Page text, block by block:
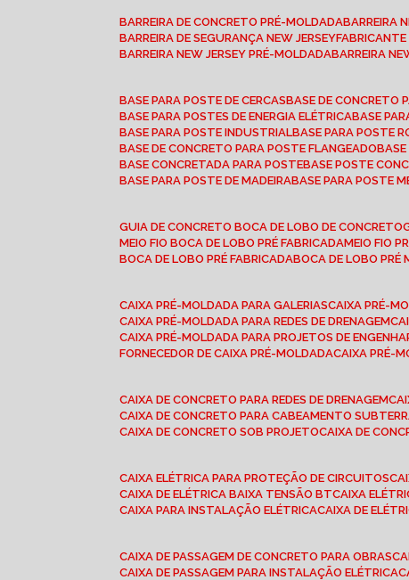
BARREIRA DE CONCRETO PRÉ-MOLDADA BARREIRA
BARREIRA DE SEGURANÇA NEW JERSEY
BARREIRA NEW JERSEY PRÉ-MOLDADA BARREIRA
BASE PARA POSTE DE CERCAS BASE DE CONCRETO
BASE PARA POSTES DE ENERGIA ELÉTRICA BASE
BASE PARA POSTE INDUSTRIAL BASE PARA POSTE
BASE DE CONCRETO PARA POSTE FLANGEADO
BASE CONCRETADA PARA POSTE BASE POSTE
BASE PARA POSTE DE MADEIRA BASE PARA POSTE
GUIA DE CONCRETO BOCA DE LOBO DE CONCRETO
MEIO FIO BOCA DE LOBO PRÉ FABRICADA
MEIO FIO
BOCA DE LOBO PRÉ FABRICADA BOCA DE LOBO
CAIXA PRÉ-MOLDADA PARA GALERIAS CAIXA PRÉ-
CAIXA PRÉ-MOLDADA PARA REDES DE DRENAGEM
CAIXA PRÉ-MOLDADA PARA PROJETOS DE
FORNECEDOR DE CAIXA PRÉ-MOLDADA CAIXA PRÉ-
CAIXA DE CONCRETO PARA REDES DE DRENAGEM
CAIXA DE CONCRETO PARA CABEAMENTO
CAIXA DE CONCRETO SOB PROJETO CAIXA DE
CAIXA ELÉTRICA PARA PROTEÇÃO DE CIRCUITOS
CAIXA DE ELÉTRICA BAIXA TENSÃO BT CAIXA
CAIXA PARA INSTALAÇÃO ELÉTRICA CAIXA DE
CAIXA DE PASSAGEM DE CONCRETO PARA OBRAS
CAIXA DE PASSAGEM PARA INSTALAÇÃO ELÉTRICA